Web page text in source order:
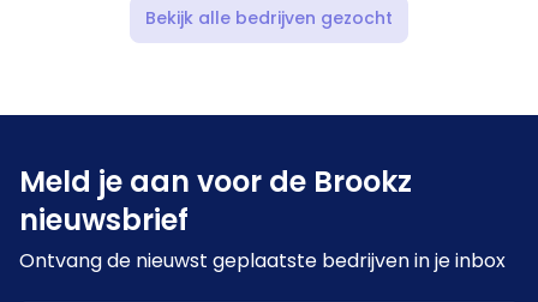
Bekijk alle bedrijven gezocht
Meld je aan voor de Brookz
nieuwsbrief
Ontvang de nieuwst geplaatste bedrijven in je inbox